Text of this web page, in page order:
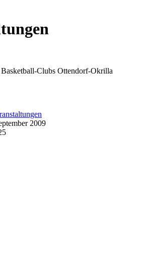
Basketball-Clubs Ottendorf-Okrilla
2009